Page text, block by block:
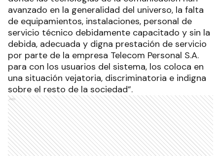
avanzado en la generalidad del universo, la falta
de equipamientos, instalaciones, personal de
servicio técnico debidamente capacitado y sin la
debida, adecuada y digna prestación de servicio
por parte de la empresa Telecom Personal S.A.
para con los usuarios del sistema, los coloca en
una situación vejatoria, discriminatoria e indigna
sobre el resto de la sociedad”.
Ads